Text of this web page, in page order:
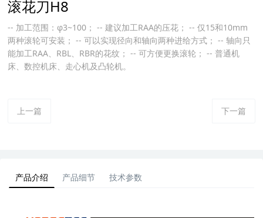
滚花刀H8
-- 加工范围：φ3~100； -- 建议加工RAA的压花； -- 仅15和10mm
两种滚轮可安装； -- 可以实现径向和轴向两种进给方式； -- 轴向只
能加工RAA、RBL、RBR的花纹； -- 可方便更换滚轮； -- 普通机
床、数控机床、走心机及凸轮机。
上一篇 下一篇
产品介绍 产品细节 技术参数